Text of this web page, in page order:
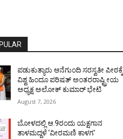
ಪಡುಕುತ್ಯಾರು ಆನೆಗುಂದಿ ಸರಸ್ವತೀ ಪೀಠಕ್ಕೆ
ವಿಶ್ವ ಹಿಂದೂ ಪರಿಷತ್ ಅಂತರರಾಷ್ಟ್ರೀಯ
ಅಧ್ಯಕ್ಷ ಅಲೋಕ್ ಕುಮಾರ್ ಭೇಟಿ
August 7, 2026
ಬೋಳದಲ್ಲಿ ಆ.9ರಂದು ಯಕ್ಷಗಾನ
ತಾಳಮದ್ದಳೆ ‘ವೀರಮಣಿ ಕಾಳಗ’